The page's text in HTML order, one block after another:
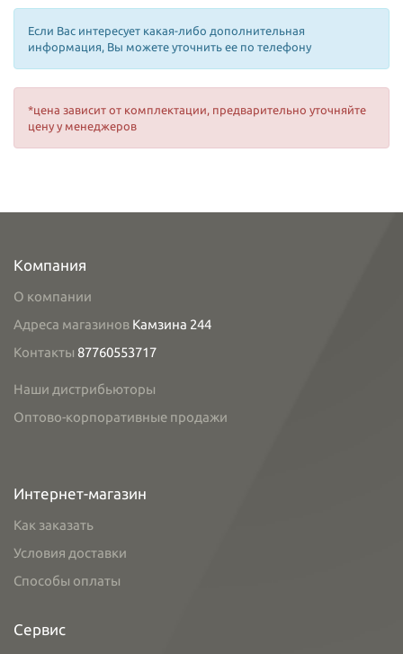
Если Вас интересует какая-либо дополнительная
информация, Вы можете уточнить ее по телефону
*цена зависит от комплектации, предварительно уточняйте
цену у менеджеров
Компания
О компании
Адреса магазинов Камзина 244
Контакты 87760553717
Наши дистрибьюторы
Оптово-корпоративные продажи
Интернет-магазин
Как заказать
Условия доставки
Способы оплаты
Сервис